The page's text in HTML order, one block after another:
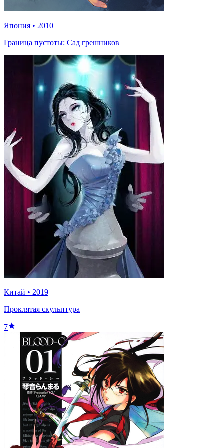
Япония • 2010
Граница пустоты: Сад грешников
Китай • 2019
Проклятая скульптура
7